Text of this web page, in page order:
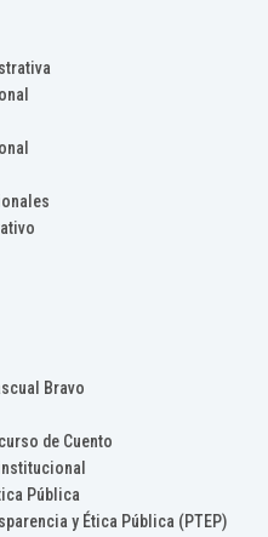
Bravo
de Cuento
Pública
y Ética Pública (PTEP)